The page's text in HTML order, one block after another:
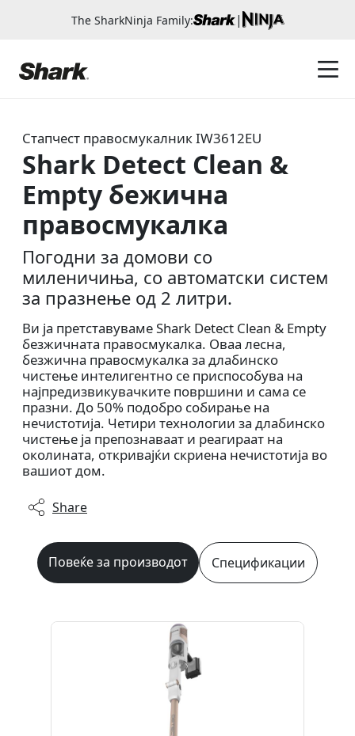
The SharkNinja Family: |
Стапчест правосмукалникIW3612EU
Shark Detect Clean &
Empty бежична
правосмукалка
Погодни за домови со
миленичиња, со автоматски систем
за празнење од 2 литри.
Ви ја претставуваме Shark Detect Clean & Empty
безжичната правосмукалка. Оваа лесна,
безжична правосмукалка за длабинско
чистење интелигентно се приспособува на
најпредизвикувачките површини и сама се
празни. До 50% подобро собирање на
нечистотија. Четири технологии за длабинско
чистење ја препознаваат и реагираат на
околината, откривајќи скриена нечистотија во
вашиот дом.
Share
Повеќе за производот Спецификации